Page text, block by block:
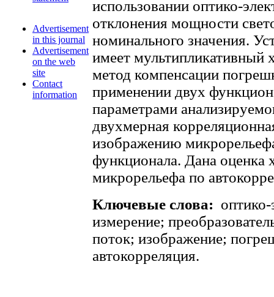
Advertisement
in this journal
Advertisement
on the web
site
Contact
information
использовании оптико-
отклонения мощности
номинального значения.
имеет мультипликативный
метод компенсации
применении двух
параметрами
двухмерная
изображению
функционала. Дана оценка
микрорельефа по
Ключевые слова:
измерение;
поток; изображение;
автокорреляция.